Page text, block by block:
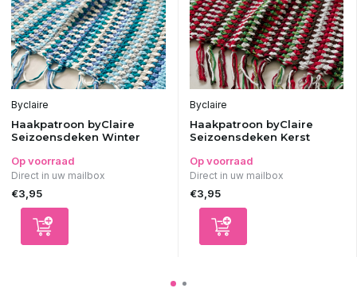
Byclaire
Haakpatroon byClaire
Seizoensdeken Winter
Op voorraad
Direct in uw mailbox
€3,95
Byclaire
Haakpatroon byClaire
Seizoensdeken Kerst
Op voorraad
Direct in uw mailbox
€3,95